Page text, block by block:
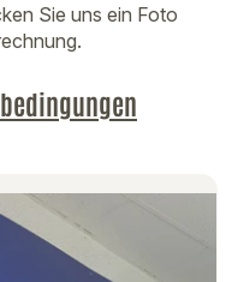
Sie uns ein Foto